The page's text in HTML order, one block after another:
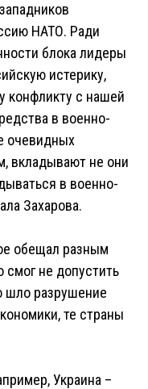
НАТО. Ради
блока лидеры
истерику,
конфликту с нашей
в военно-
очевидных
вкладывают не они
в военно-
Захарова.
обещал разным
смог не допустить
шло разрушение
те страны
Украина –